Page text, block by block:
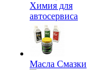
Химия для
автосервиса
Масла Смазки